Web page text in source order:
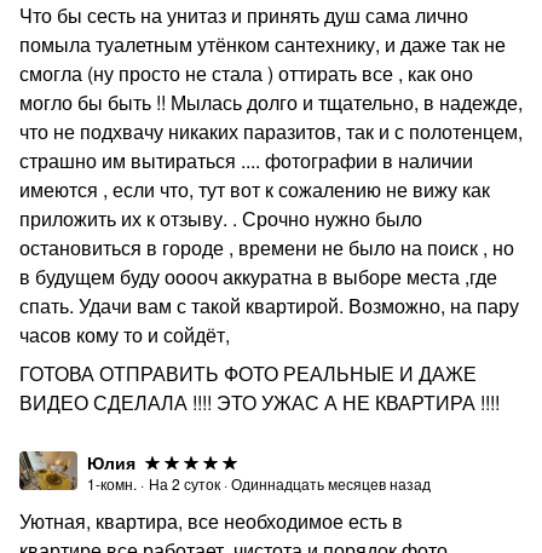
Что бы сесть на унитаз и принять душ сама лично
помыла туалетным утёнком сантехнику, и даже так не
смогла (ну просто не стала ) оттирать все , как оно
могло бы быть !! Мылась долго и тщательно, в надежде,
что не подхвачу никаких паразитов, так и с полотенцем,
страшно им вытираться .... фотографии в наличии
имеются , если что, тут вот к сожалению не вижу как
приложить их к отзыву. . Срочно нужно было
остановиться в городе , времени не было на поиск , но
в будущем буду ооооч аккуратна в выборе места ,где
спать. Удачи вам с такой квартирой. Возможно, на пару
часов кому то и сойдёт,
ГОТОВА ОТПРАВИТЬ ФОТО РЕАЛЬНЫЕ И ДАЖЕ
ВИДЕО СДЕЛАЛА !!!! ЭТО УЖАС А НЕ КВАРТИРА !!!!
Юлия
1-комн. · На 2 суток ·Одиннадцать месяцев назад
Уютная, квартира, все необходимое есть в